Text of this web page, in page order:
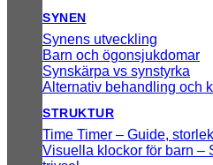
SYNEN
Synens utveckling
Barn och ögonsjukdomar
Synskärpa vs synstyrka
Alternativ behandling och
STRUKTUR
Time Timer – Guide,
Visuella klockor för barn –